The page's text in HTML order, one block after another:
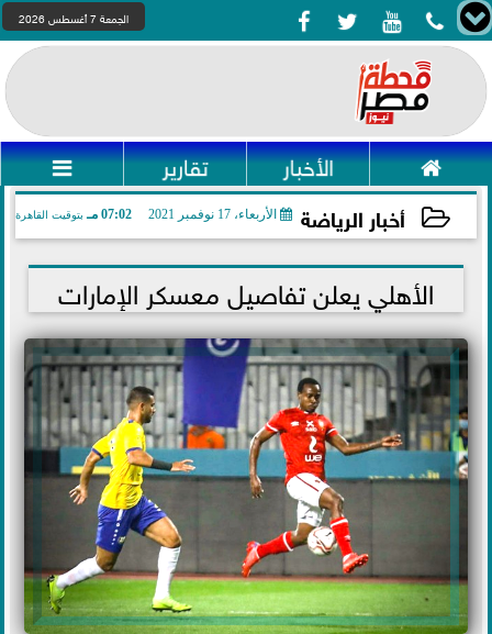
    الجمعة 7 أغسطس 2026
 الأخبار تقارير 
أخبار الرياضة الأربعاء، 17 نوفمبر 2021 07:02 مـ بتوقيت القاهرة
2021-11-17 19:02:10الأهلي يعلن تفاصيل معسكر الإمارات